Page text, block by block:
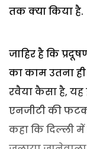
तक क्या किया है.
जाहिर है कि
का काम उतना
रवैया कैसा है,
एनजीटी की
कहा कि दिल्ली